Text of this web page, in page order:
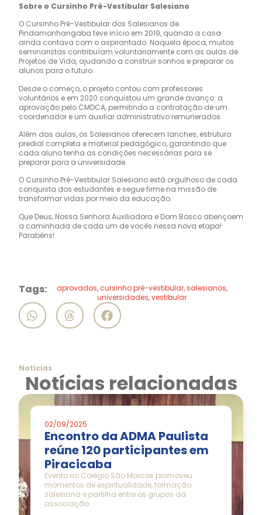
Sobre o Cursinho Pré-Vestibular Salesiano
O Cursinho Pré-Vestibular dos Salesianos de
Pindamonhangaba teve início em 2019, quando a casa
ainda contava com o aspirantado. Naquela época, muitos
seminaristas contribuíam voluntariamente com as aulas de
Projetos de Vida, ajudando a construir sonhos e preparar os
alunos para o futuro.
Desde o começo, o projeto contou com professores
voluntários e em 2020 conquistou um grande avanço: a
aprovação pelo CMDCA, permitindo a contratação de um
coordenador e um auxiliar administrativo remunerados.
Além das aulas, os Salesianos oferecem lanches, estrutura
predial completa e material pedagógico, garantindo que
cada aluno tenha as condições necessárias para se
preparar para a universidade.
O Cursinho Pré-Vestibular Salesiano está orgulhoso de cada
conquista dos estudantes e segue firme na missão de
transformar vidas por meio da educação.
Que Deus, Nossa Senhora Auxiliadora e Dom Bosco abençoem
a caminhada de cada um de vocês nessa nova etapa!
Parabéns!
Tags: aprovados,cursinho pré-vestibular,salesianos,
universidades,vestibular
Notícias
Notícias relacionadas
02/09/2025
Encontro da ADMA Paulista
reúne 120 participantes em
Piracicaba
Evento no Colégio São Marcos promoveu
momentos de espiritualidade, formação
salesiana e partilha entre os grupos da
associação.